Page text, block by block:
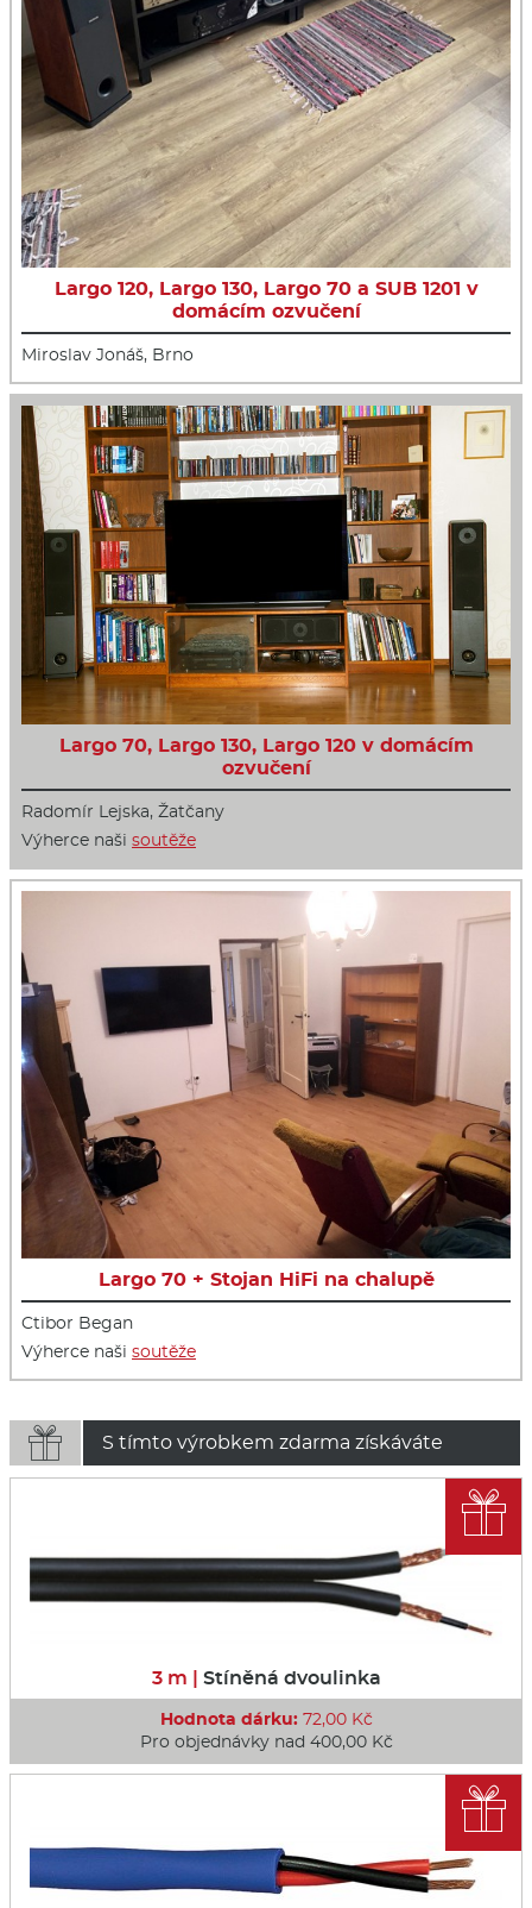
Largo 120, Largo 130, Largo 70 a SUB 1201 v
domácím ozvučení
Miroslav Jonáš, Brno
Largo 70, Largo 130, Largo 120 v domácím
ozvučení
Radomír Lejska, Žatčany
Výherce naši soutěže
Largo 70 + Stojan HiFi na chalupě
Ctibor Began
Výherce naši soutěže
 S tímto výrobkem zdarma získáváte
3 m | Stíněná dvoulinka
Hodnota dárku:72,00 Kč
Pro objednávky nad 400,00 Kč

